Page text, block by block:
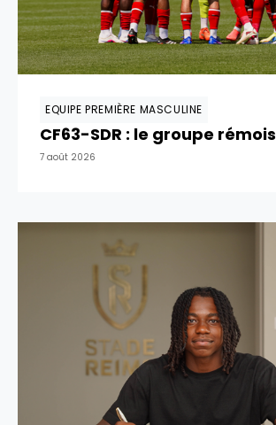
EQUIPE PREMIÈRE MASCULINE
CF63-SDR : le groupe rémois
7 août 2026